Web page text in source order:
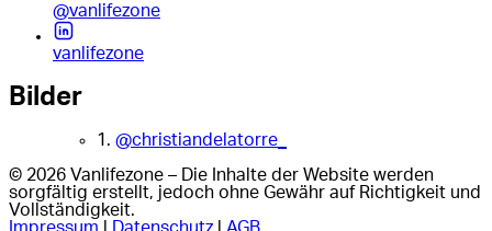
@vanlifezone
vanlifezone
Bilder
1. @christiandelatorre_
© 2026 Vanlifezone – Die Inhalte der Website werden
sorgfältig erstellt, jedoch ohne Gewähr auf Richtigkeit und
Vollständigkeit.